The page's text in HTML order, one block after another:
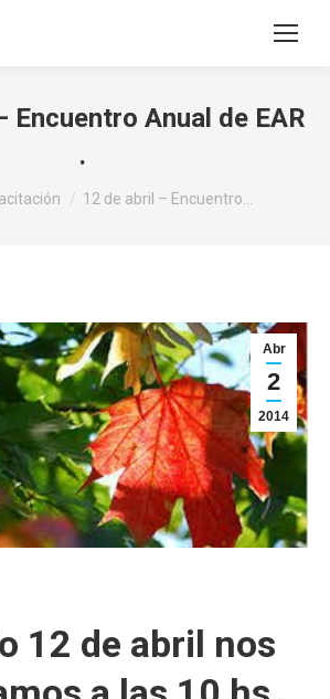
Buscar:
Encuentro Anual de EAR
.
12 de abril – Encuentro…
Abr
2
2014
12 de abril nos